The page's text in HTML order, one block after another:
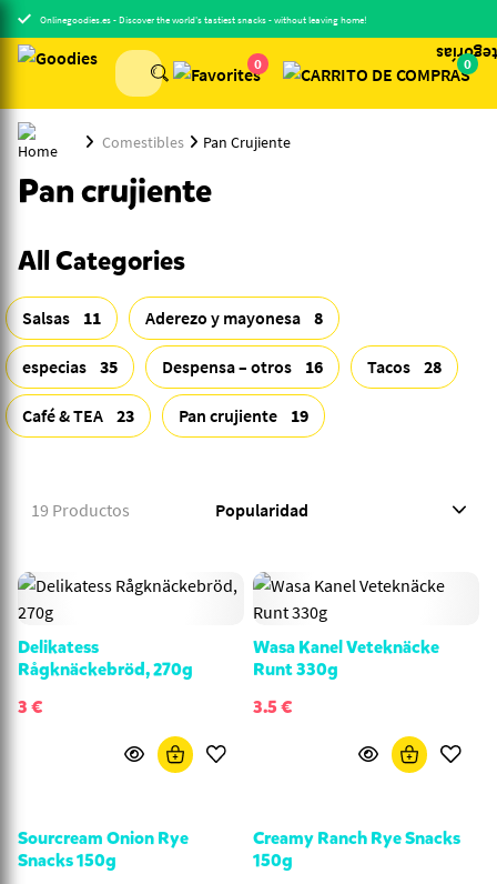
Onlinegoodies.es - Discover the world's tastiest snacks - without leaving home!
0 0
Comestibles Pan Crujiente
Pan crujiente
All Categories
Salsas 11 Aderezo y mayonesa 8
especias 35 Despensa – otros 16 Tacos 28
Café & TEA 23 Pan crujiente 19
19 Productos
Delikatess
Rågknäckebröd, 270g
3 €
Wasa Kanel Veteknäcke
Runt 330g
3.5 €
Sourcream Onion Rye
Snacks 150g
Creamy Ranch Rye Snacks
150g